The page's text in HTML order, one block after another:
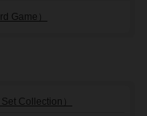
Game）
Collection）